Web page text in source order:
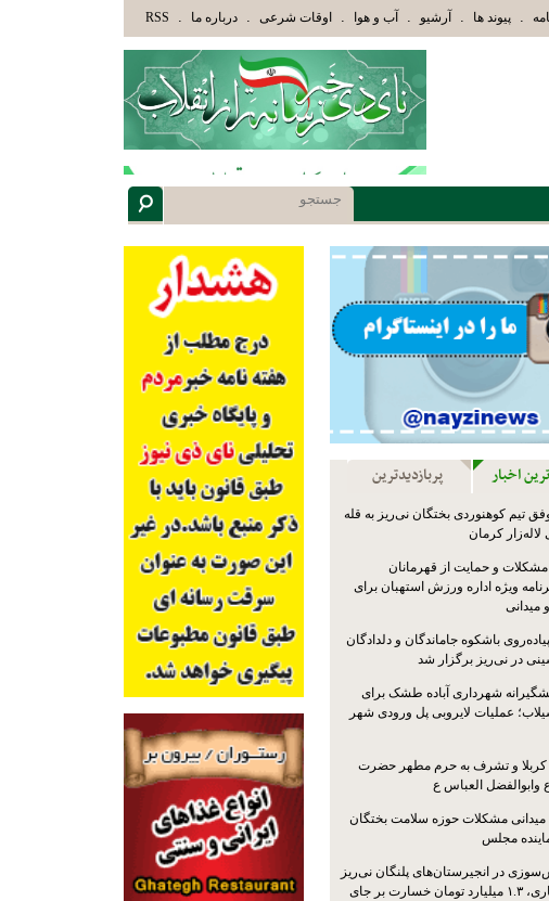
اللَّهُ وَأُوْلَئِكَ هُمْ أُوْلُوا الْأَلْبَابِ» عاقلان هدایت یافته،حرفها را میشنوند و سپس بهترین را . پیوند ها . آرشیو . آب و هوا . اوقات شرعی . درباره ما .
RSS
اخبار پربازدیدترین
تیم کوهنوردی بختگان نی‌ریز به قله
مشکلات و حمایت از قهرمانان
ویژه اداره ورزش استهبان برای
میدانی
باشکوه جاماندگان و دلدادگان
در نی‌ریز برگزار شد
شهرداری آباده طشک برای
عملیات لایروبی پل ورودی شهر
کربلا و تشرف به حرم مطهر حضرت
ع وابوالفضل العباس ع
مشکلات حوزه سلامت بختگان
مجلس
در انجیرستان‌های پلنگان نی‌ریز
/ سهل‌انگاری، ۱.۳ میلیارد تومان خسارت بر جای